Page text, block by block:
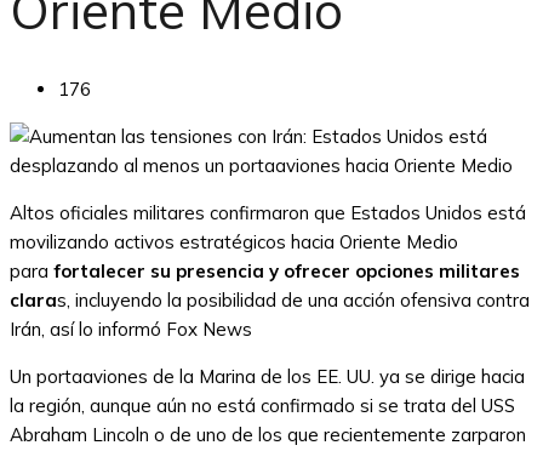
176
Altos oficiales militares confirmaron que Estados Unidos está
movilizando activos estratégicos hacia Oriente Medio
para fortalecer su presencia y ofrecer opciones militares
claras, incluyendo la posibilidad de una acción ofensiva contra
Irán, así lo informó Fox News
Un portaaviones de la Marina de los EE. UU. ya se dirige hacia
la región, aunque aún no está confirmado si se trata del USS
Abraham Lincoln o de uno de los que recientemente zarparon